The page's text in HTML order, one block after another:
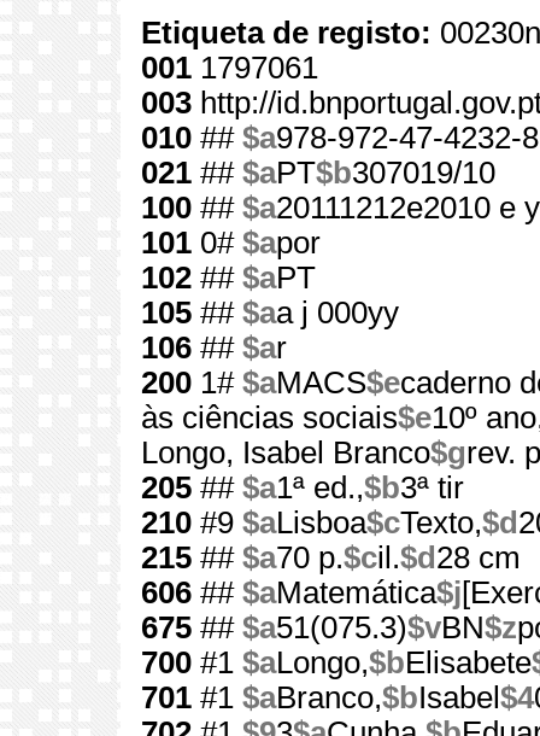
Etiqueta de registo:
001 1797061
003 http://
010 ## $a978-972-47-4232-8
021 ## $aPT$b307019/10
100 ## $a20111212e2010 e
101 0# $apor
102 ## $aPT
105 ## $aa j 000yy
106 ## $ar
200 1# $aMACS$ecaderno
às ciências sociais$e10º
Longo, Isabel Branco$grev.
205 ## $a1ª ed.,$b3ª tir
210 #9 $aLisboa$cTexto,$d
215 ## $a70 p.$cil.$d 28 cm
606 ## $aMatemática$j
675 ## $a51(075.3)$vBN$z
700 #1 $aLongo,$bElisabete
701 #1 $aBranco,$bIsabel $4